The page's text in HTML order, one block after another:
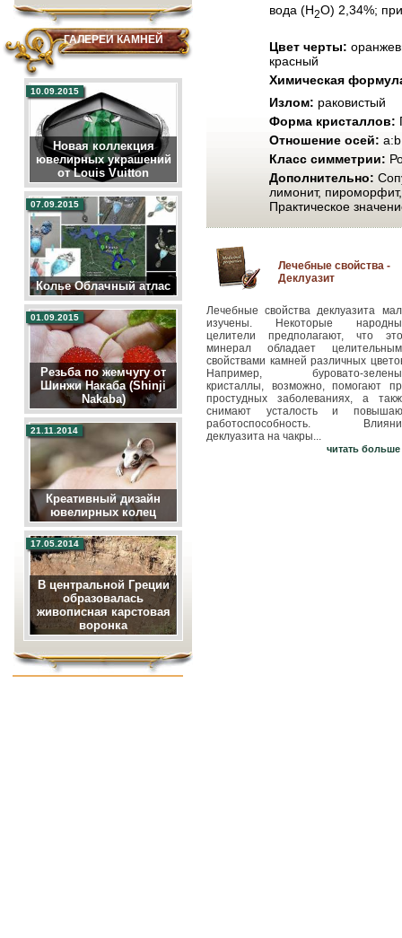
ГАЛЕРЕИ КАМНЕЙ
Новая коллекция
ювелирных украшений
от Louis Vuitton
10.09.2015
Колье Облачный атлас
07.09.2015
Резьба по жемчугу от
Шинжи Накаба (Shinji
Nakaba)
01.09.2015
Креативный дизайн
ювелирных колец
21.11.2014
В центральной Греции
образовалась
живописная карстовая
воронка
17.05.2014
вода (Н2О) 2,34%;
Цвет черты:
красный
Химическая
Излом: раковистый
Форма кристаллов:
Отношение осей:
Класс симметрии:
Дополнительно:
лимонит,
Практическое
Лечебные свойства -
Деклуазит
Лечебные свойства деклуазита
изучены. Некоторые
целители предполагают, что
минерал обладает
свойствами камней различных
Например, буровато-
кристаллы, возможно, помогают
простудных заболеваниях, а
снимают усталость и
работоспособность.
деклуазита на чакры...
читать больше